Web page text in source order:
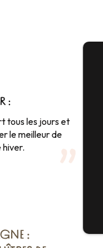
:
tous les jours et
le meilleur de
: